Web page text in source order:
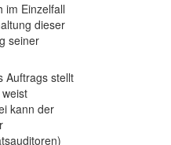
im Einzelfall
dieser
seiner
Auftrags stellt
kann der